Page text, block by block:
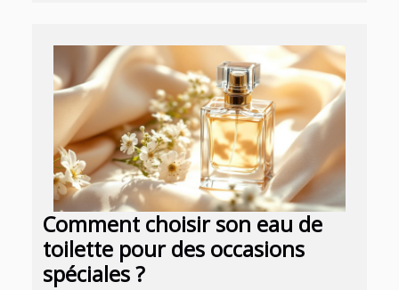
Comment choisir son eau de
toilette pour des occasions
spéciales ?